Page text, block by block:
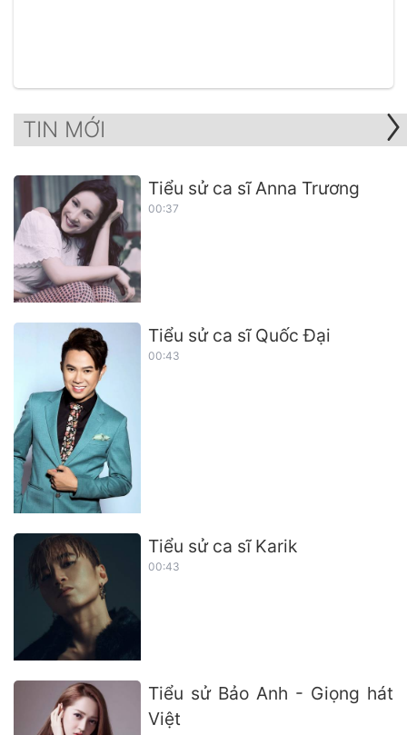
TIN MỚI
Tiểu sử ca sĩ Anna Trương
00:37
Tiểu sử ca sĩ Quốc Đại
00:43
Tiểu sử ca sĩ Karik
00:43
Tiểu sử Bảo Anh - Giọng hát
Việt